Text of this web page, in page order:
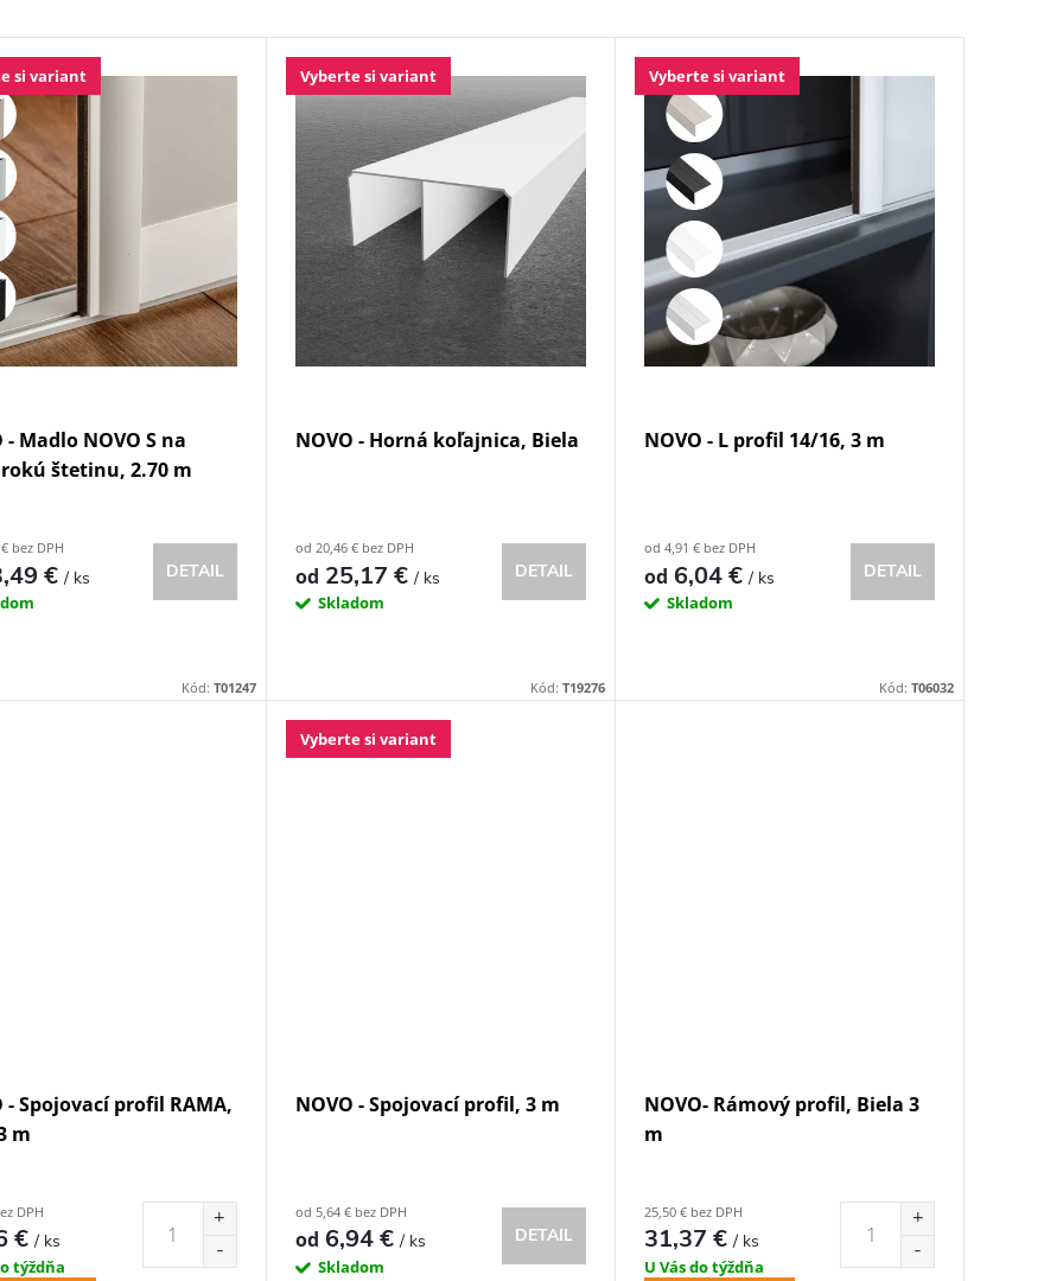
si variant
- Madlo NOVO S na
štetinu, 2.70 m
bez DPH
€/ ks DETAIL
Kód: T01247
Vyberte si variant
NOVO - Horná koľajnica, Biela
od 20,46 € bez DPH
od 25,17 €/ ks
Skladom
DETAIL
Kód: T19276
Vyberte si variant
NOVO - L profil 14/16, 3 m
od 4,91 € bez DPH
od 6,04 €/ ks
Skladom
DETAIL
Kód: T06032
- Spojovací profil RAMA,
m
DPH
€/ ks
týždňa
Vyberte si variant
NOVO - Spojovací profil, 3 m
od 5,64 € bez DPH
od 6,94 €/ ks
Skladom
DETAIL
NOVO- Rámový profil, Biela 3
m
25,50 € bez DPH
31,37 €/ ks
U Vás do týždňa